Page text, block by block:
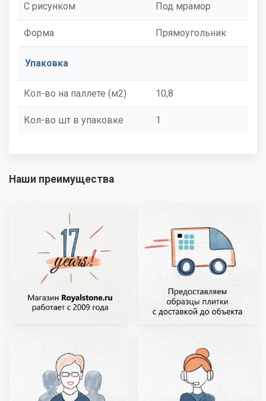
С рисунком Под мрамор
Форма Прямоугольник
Упаковка
Кол-во на паллете (м2) 10,8
Кол-во шт в упаковке 1
Наши преимущества